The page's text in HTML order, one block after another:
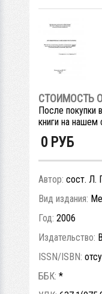
СТОИМОСТЬ
После покупки
книги на нашем
0 РУБ
Автор: сост. Л.
Вид издания:
Год: 2006
Издательство:
ISSN/ISBN:
ББК: *